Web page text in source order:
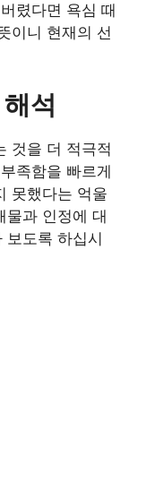
렸다면 욕심 때
이니 현재의 선
석
것을 더 적극적
족함을 빠르게
못했다는 억울
물과 인정에 대
보도록 하십시